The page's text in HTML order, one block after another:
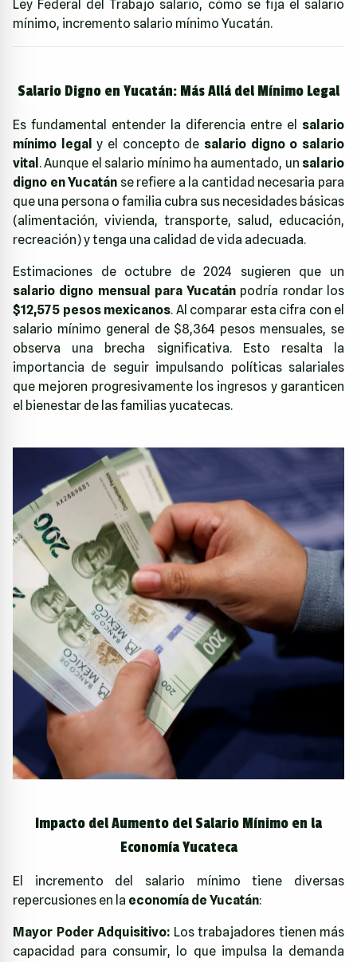
Ley Federal del Trabajo salario, cómo se fija el salario
mínimo, incremento salario mínimo Yucatán.
Salario Digno en Yucatán: Más Allá del Mínimo Legal
Es fundamental entender la diferencia entre el salario
mínimo legal y el concepto de salario digno o salario
vital . Aunque el salario mínimo ha aumentado, un salario
digno en Yucatán se refiere a la cantidad necesaria para
que una persona o familia cubra sus necesidades básicas
(alimentación, vivienda, transporte, salud, educación,
recreación) y tenga una calidad de vida adecuada.
Estimaciones de octubre de 2024 sugieren que un
salario digno mensual para Yucatán podría rondar los
$12,575 pesos mexicanos. Al comparar esta cifra con el
salario mínimo general de $8,364 pesos mensuales, se
observa una brecha significativa. Esto resalta la
importancia de seguir impulsando políticas salariales
que mejoren progresivamente los ingresos y garanticen
el bienestar de las familias yucatecas.
Impacto del Aumento del Salario Mínimo en la
Economía Yucateca
El incremento del salario mínimo tiene diversas
repercusiones en la economía de Yucatán:
Mayor Poder Adquisitivo: Los trabajadores tienen más
capacidad para consumir, lo que impulsa la demanda